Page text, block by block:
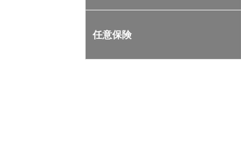
カー
ス
2.3
任意保険